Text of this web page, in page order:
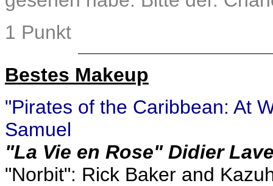
1 Punkt
Bestes Makeup
"Pirates of the Caribbean: At
Samuel
"La Vie en Rose" Didier
"Norbit": Rick Baker and